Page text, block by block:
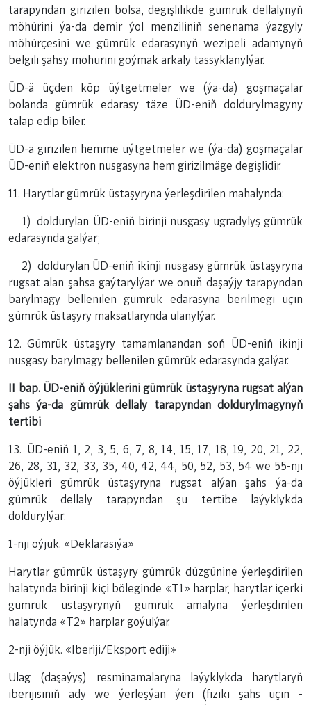
tarapyndan girizilen bolsa, degişlilikde gümrük dellalynyň
möhürini ýa-da demir ýol menziliniň senenama ýazgyly
möhürçesini we gümrük edarasynyň wezipeli adamynyň
belgili şahsy möhürini goýmak arkaly tassyklanylýar.
ÜD-ä üçden köp üýtgetmeler we (ýa-da) goşmaçalar
bolanda gümrük edarasy täze ÜD-eniň doldurylmagyny
talap edip biler.
ÜD-ä girizilen hemme üýtgetmeler we (ýa-da) goşmaçalar
ÜD-eniň elektron nusgasyna hem girizilmäge degişlidir.
11. Harytlar gümrük üstaşyryna ýerleşdirilen mahalynda:
1) doldurylan ÜD-eniň birinji nusgasy ugradylyş gümrük
edarasynda galýar;
2) doldurylan ÜD-eniň ikinji nusgasy gümrük üstaşyryna
rugsat alan şahsa gaýtarylýar we onuň daşaýjy tarapyndan
barylmagy bellenilen gümrük edarasyna berilmegi üçin
gümrük üstaşyry maksatlarynda ulanylýar.
12. Gümrük üstaşyry tamamlanandan soň ÜD-eniň ikinji
nusgasy barylmagy bellenilen gümrük edarasynda galýar.
II bap. ÜD-eniň öýjüklerini gümrük üstaşyryna rugsat alýan
şahs ýa-da gümrük dellaly tarapyndan doldurylmagynyň
tertibi
13. ÜD-eniň 1, 2, 3, 5, 6, 7, 8, 14, 15, 17, 18, 19, 20, 21, 22,
26, 28, 31, 32, 33, 35, 40, 42, 44, 50, 52, 53, 54 we 55-nji
öýjükleri gümrük üstaşyryna rugsat alýan şahs ýa-da
gümrük dellaly tarapyndan şu tertibe laýyklykda
doldurylýar:
1-nji öýjük. «Deklarasiýa»
Harytlar gümrük üstaşyry gümrük düzgünine ýerleşdirilen
halatynda birinji kiçi böleginde «T1» harplar, harytlar içerki
gümrük üstaşyrynyň gümrük amalyna ýerleşdirilen
halatynda «T2» harplar goýulýar.
2-nji öýjük. «Iberiji/Eksport ediji»
Ulag (daşaýyş) resminamalaryna laýyklykda harytlaryň
iberijisiniň ady we ýerleşýän ýeri (fiziki şahs üçin -